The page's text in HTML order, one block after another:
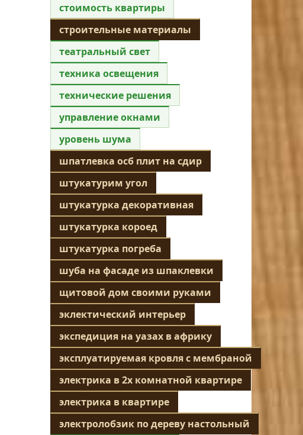
стоимость квартиры
строительные материалы
театральный свет
техника освещения
технические решения
управление окнами
уровень шума
шпатлевка осб плит на сдир
штукатурим угол
штукатурка декоративная
штукатурка короед
штукатурка погреба
шуба на фасаде из шпаклевки
щитовой дом своими руками
эклектический интерьер
экспедиция на уазах в африку
эксплуатируемая кровля с мембраной
электрика в 2х комнатной квартире
электрика в квартире
электролобзик по дереву настольный